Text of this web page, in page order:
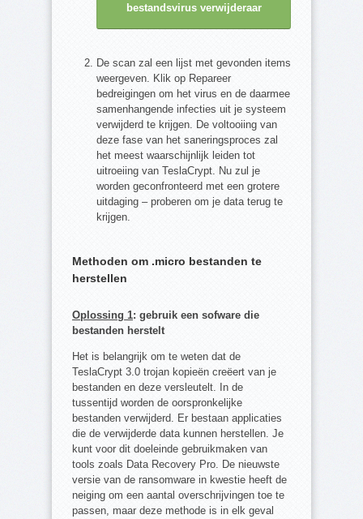
bestandsvirus verwijderaar
De scan zal een lijst met gevonden items
weergeven. Klik op Repareer
bedreigingen om het virus en de daarmee
samenhangende infecties uit je systeem
verwijderd te krijgen. De voltooiing van
deze fase van het saneringsproces zal
het meest waarschijnlijk leiden tot
uitroeiing van TeslaCrypt. Nu zul je
worden geconfronteerd met een grotere
uitdaging – proberen om je data terug te
krijgen.
Methoden om .micro bestanden te
herstellen
Oplossing 1: gebruik een sofware die
bestanden herstelt
Het is belangrijk om te weten dat de
TeslaCrypt 3.0 trojan kopieën creëert van je
bestanden en deze versleutelt. In de
tussentijd worden de oorspronkelijke
bestanden verwijderd. Er bestaan applicaties
die de verwijderde data kunnen herstellen. Je
kunt voor dit doeleinde gebruikmaken van
tools zoals Data Recovery Pro. De nieuwste
versie van de ransomware in kwestie heeft de
neiging om een aantal overschrijvingen toe te
passen, maar deze methode is in elk geval